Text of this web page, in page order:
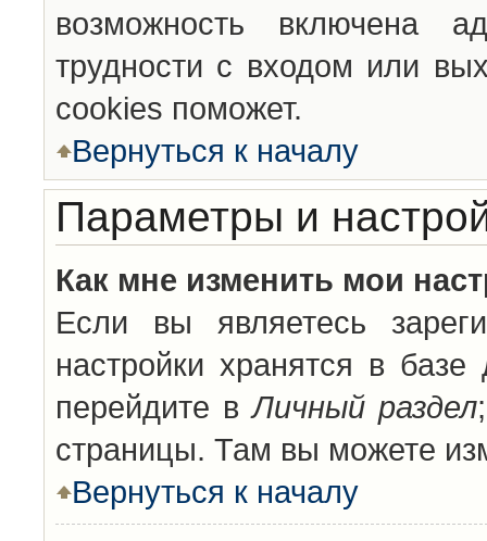
возможность включена
трудности с входом или
cookies поможет.
Вернуться к началу
Параметры и
Как мне изменить мои
Если вы являетесь
настройки хранятся в
перейдите вЛичный раздел
страницы. Там вы можете
Вернуться к началу